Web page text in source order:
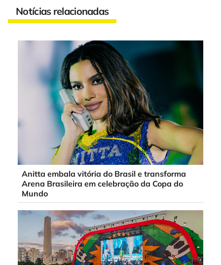
Notícias relacionadas
Anitta embala vitória do Brasil e transforma
Arena Brasileira em celebração da Copa do
Mundo